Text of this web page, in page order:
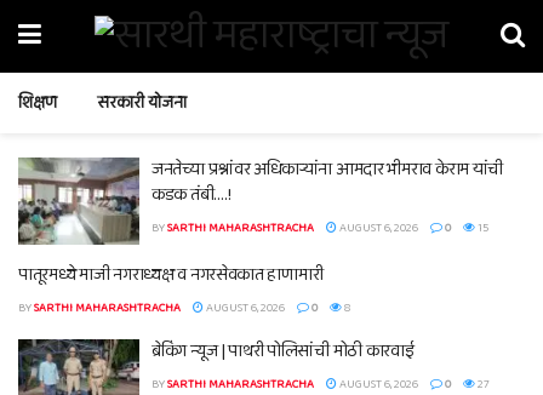
शिक्षण सरकारी योजना
जनतेच्या प्रश्नांवर अधिकाऱ्यांना आमदार भीमराव केराम यांची
कडक तंबी….!
BYSARTHI MAHARASHTRACHA AUGUST 6, 2026 0 15
पातूरमध्ये माजी नगराध्यक्ष व नगरसेवकात हाणामारी
BYSARTHI MAHARASHTRACHA AUGUST 6, 2026 0 8
ब्रेकिंग न्यूज | पाथरी पोलिसांची मोठी कारवाई
BYSARTHI MAHARASHTRACHA AUGUST 6, 2026 0 27